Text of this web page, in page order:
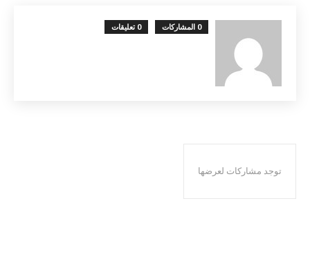
0 المشاركات 0 تعليقات
توجد مشاركات لعرضها